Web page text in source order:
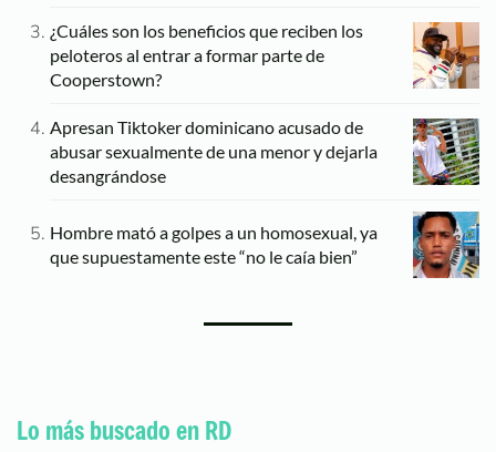
¿Cuáles son los beneficios que reciben los
peloteros al entrar a formar parte de
Cooperstown?
Apresan Tiktoker dominicano acusado de
abusar sexualmente de una menor y dejarla
desangrándose
Hombre mató a golpes a un homosexual, ya
que supuestamente este “no le caía bien”
Lo más buscado en RD